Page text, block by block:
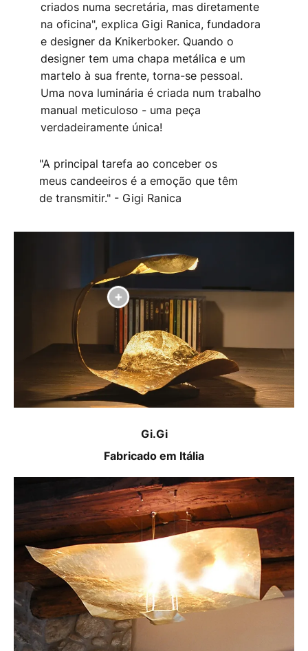
criados numa secretária, mas diretamente
na oficina", explica Gigi Ranica, fundadora
e designer da Knikerboker. Quando o
designer tem uma chapa metálica e um
martelo à sua frente, torna-se pessoal.
Uma nova luminária é criada num trabalho
manual meticuloso - uma peça
verdadeiramente única!
"A principal tarefa ao conceber os
meus candeeiros é a emoção que têm
de transmitir." - Gigi Ranica
Gi.Gi
Fabricado em Itália